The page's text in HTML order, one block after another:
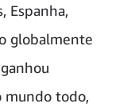
Espanha,
globalmente
mundo todo,